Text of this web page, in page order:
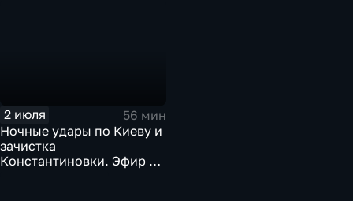
2 июля
56 мин
Ночные удары по Киеву и
зачистка
Константиновки. Эфир от